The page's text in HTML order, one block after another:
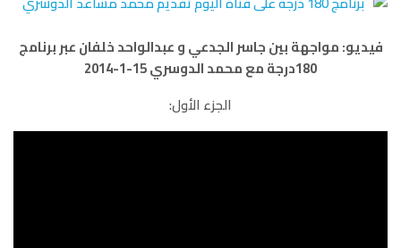
فيديو: مواجهة بين جاسر الجدعي و عبدالواحد خلفان عبر برنامج
180درجة مع محمد الدوسري 15-1-2014
الجزء الأول: